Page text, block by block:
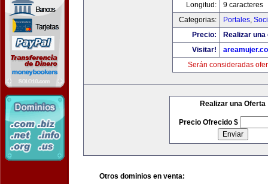
Longitud:
9 caracteres
Categorias:
Portales,
Precio:
Realizar
Visitar!
Serán consideradas
Realizar una Oferta
Precio Ofrecido $
Otros dominios en venta: